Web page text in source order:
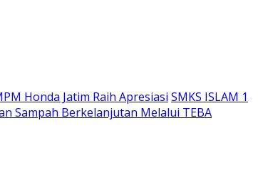
Honda Jatim Raih Apresiasi SMKS ISLAM 1
Sampah Berkelanjutan Melalui TEBA